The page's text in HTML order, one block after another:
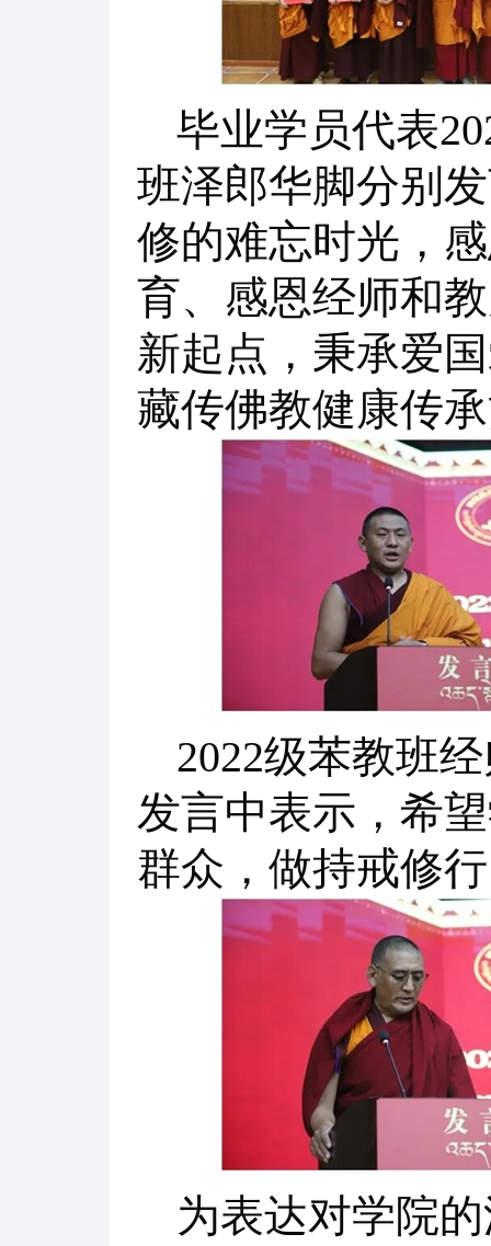
毕业学员代表
班泽郎华脚分别
修的难忘时光，
育、感恩经师和
新起点，秉承爱
藏传佛教健康传
2022级苯教班
发言中表示，希
群众，做持戒修
为表达对学院